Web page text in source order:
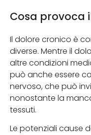
Cosa provoca
Il dolore cronico è
diverse. Mentre il
altre condizioni
può anche essere
nervoso, che può
nonostante la
tessuti.
Le potenziali cause